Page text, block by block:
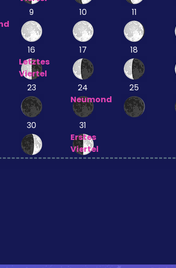
9 10 11
16
Letztes
Viertel
17 18
23
24
Neumond
25
30
31
Erstes
Viertel